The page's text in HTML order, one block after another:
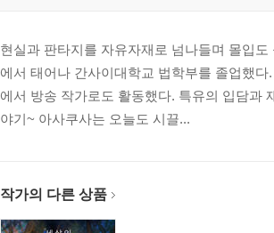
현실과 판타지를 자유자재로 넘나들며 몰입
에서 태어나 간사이대학교 법학부를 졸업했
에서 방송 작가로도 활동했다. 특유의 입담과
야기~ 아사쿠사는 오늘도 시끌...
작가의 다른 상품